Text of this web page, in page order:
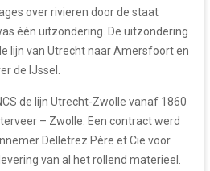
over rivieren door de staat
één uitzondering. De uitzondering
lijn van Utrecht naar Amersfoort en
de IJssel.
de lijn Utrecht-Zwolle vanaf 1860
– Zwolle. Een contract werd
Delletrez Père et Cie voor
van al het rollend materieel.